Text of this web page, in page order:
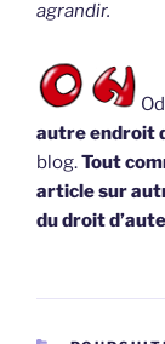
agrandir.
autre endroit
blog.Tout
article sur
du droit